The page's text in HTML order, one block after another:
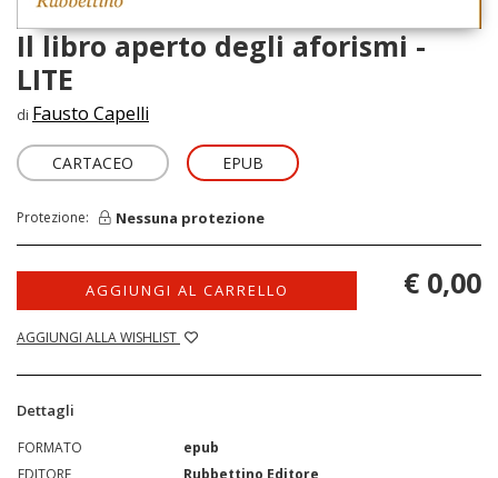
Il libro aperto degli aforismi -
LITE
di Fausto Capelli
CARTACEO EPUB
Protezione: Nessuna protezione
AGGIUNGI AL CARRELLO
AGGIUNGI ALLA WISHLIST
€ 0,00
Dettagli
FORMATO
epub